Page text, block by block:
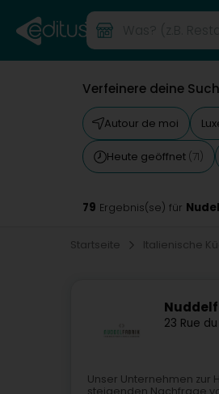
Verfeinere deine
Autour de moi
Heute geöffnet (71)
79 Ergebnis(se) für
Startseite Italienische
23 Rue
Unser Unternehmen zur
steigenden Nachfrage